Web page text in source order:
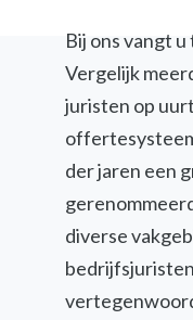
Bij ons vangt
Vergelijk
juristen op
der jaren een
diverse